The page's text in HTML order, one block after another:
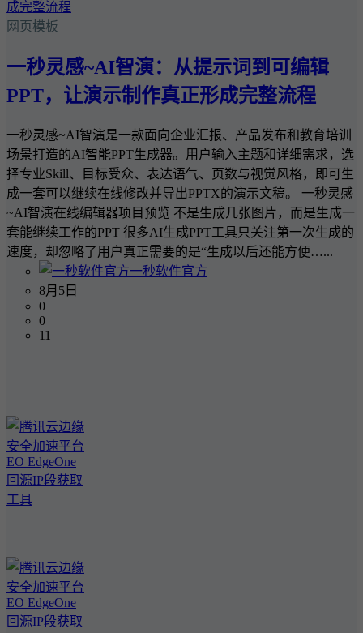
网页模板
一秒灵感~AI智演：从提示词到可编辑
PPT，让演示制作真正形成完整流程
一秒灵感~AI智演是一款面向企业汇报、产品发布和教育培训
场景打造的AI智能PPT生成器。用户输入主题和详细需求，选
择专业Skill、目标受众、表达语气、页数与视觉风格，即可生
成一套可以继续在线修改并导出PPTX的演示文稿。 一秒灵感
~AI智演在线编辑器项目预览 不是生成几张图片，而是生成一
套能继续工作的PPT 很多AI生成PPT工具只关注第一次生成的
速度，却忽略了用户真正需要的是“生成以后还能方便…...
一秒软件官方
8月5日
0
0
11